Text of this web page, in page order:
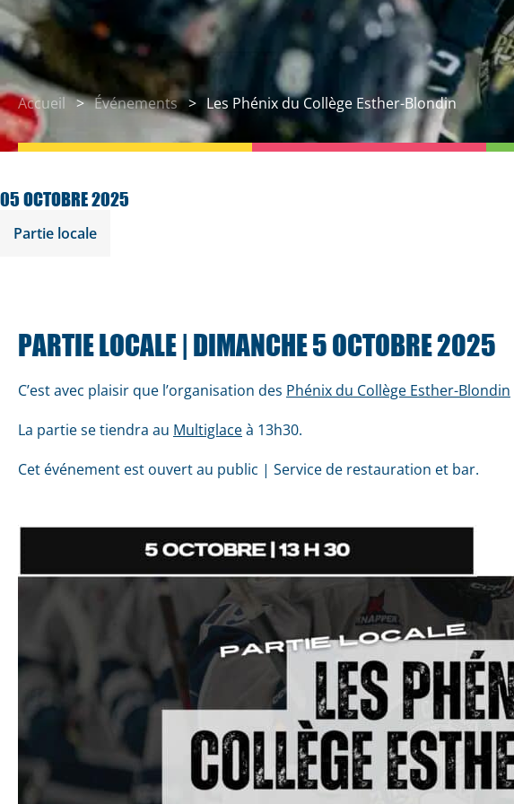
Accueil Événements Les Phénix du Collège Esther-Blondin
05 OCTOBRE 2025
Partie locale
PARTIE LOCALE | DIMANCHE 5 OCTOBRE 2025
C’est avec plaisir que l’organisation des Phénix du Collège Esther-Blondin
La partie se tiendra au Multiglaceà 13h30.
Cet événement est ouvert au public | Service de restauration et bar.